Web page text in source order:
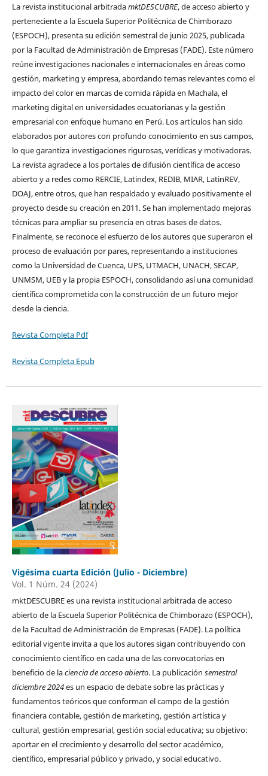
La revista institucional arbitradamktDESCUBRE, de acceso abierto y
perteneciente a la Escuela Superior Politécnica de Chimborazo
(ESPOCH), presenta su edición semestral de junio 2025, publicada
por la Facultad de Administración de Empresas (FADE). Este número
reúne investigaciones nacionales e internacionales en áreas como
gestión, marketing y empresa, abordando temas relevantes como el
impacto del color en marcas de comida rápida en Machala, el
marketing digital en universidades ecuatorianas y la gestión
empresarial con enfoque humano en Perú. Los artículos han sido
elaborados por autores con profundo conocimiento en sus campos,
lo que garantiza investigaciones rigurosas, verídicas y motivadoras.
La revista agradece a los portales de difusión científica de acceso
abierto y a redes como RERCIE, Latindex, REDIB, MIAR, LatinREV,
DOAJ, entre otros, que han respaldado y evaluado positivamente el
proyecto desde su creación en 2011. Se han implementado mejoras
técnicas para ampliar su presencia en otras bases de datos.
Finalmente, se reconoce el esfuerzo de los autores que superaron el
proceso de evaluación por pares, representando a instituciones
como la Universidad de Cuenca, UPS, UTMACH, UNACH, SECAP,
UNMSM, UEB y la propia ESPOCH, consolidando así una comunidad
científica comprometida con la construcción de un futuro mejor
desde la ciencia.
Revista Completa Pdf
Revista Completa Epub
Vigésima cuarta Edición (Julio - Diciembre)
Vol. 1 Núm. 24 (2024)
mktDESCUBRE es una revista institucional arbitrada de acceso
abierto de la Escuela Superior Politécnica de Chimborazo (ESPOCH),
de la Facultad de Administración de Empresas (FADE). La política
editorial vigente invita a que los autores sigan contribuyendo con
conocimiento científico en cada una de las convocatorias en
beneficio de laciencia de acceso abierto. La publicación semestral
diciembre 2024es un espacio de debate sobre las prácticas y
fundamentos teóricos que conforman el campo de la gestión
financiera contable, gestión de marketing, gestión artística y
cultural, gestión empresarial, gestión social educativa; su objetivo:
aportar en el crecimiento y desarrollo del sector académico,
científico, empresarial público y privado, y social educativo.